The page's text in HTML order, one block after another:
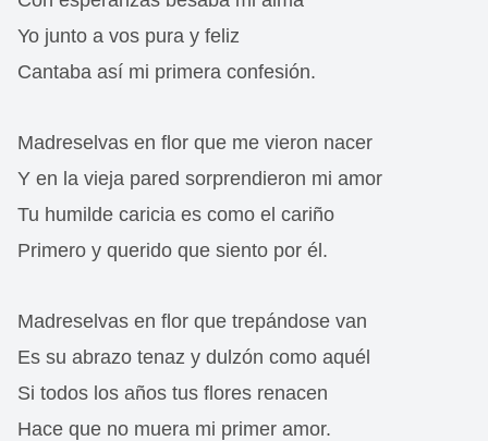
Yo junto a vos pura y feliz
Cantaba así mi primera confesión.
Madreselvas en flor que me vieron nacer
Y en la vieja pared sorprendieron mi amor
Tu humilde caricia es como el cariño
Primero y querido que siento por él.
Madreselvas en flor que trepándose van
Es su abrazo tenaz y dulzón como aquél
Si todos los años tus flores renacen
Hace que no muera mi primer amor.